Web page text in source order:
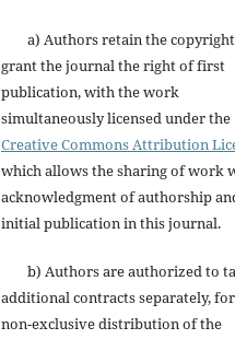
a) Authors retain the
grant the journal the right of first
publication, with the work
simultaneously licensed under the
Creative Commons Attribution
which allows the sharing of work
acknowledgment of authorship
initial publication in this journal.
b) Authors are authorized to
additional contracts separately, for
non-exclusive distribution of the